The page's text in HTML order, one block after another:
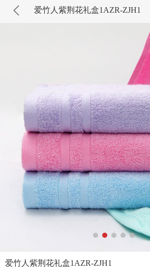
爱竹人紫荆花礼盒1AZR-ZJH1
爱竹人紫荆花礼盒1AZR-ZJH1